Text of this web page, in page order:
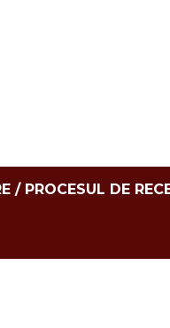
/ PROCESUL DE